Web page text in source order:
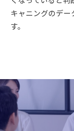
キャニングのデ
す。